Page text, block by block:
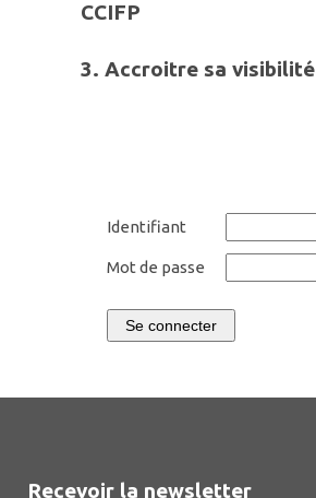
CCIFP
3. Accroitre sa visibilité
Identifiant
Mot de passe
Se connecter
Recevoir la newsletter